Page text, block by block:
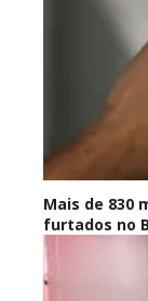
Mais de 830
furtados no